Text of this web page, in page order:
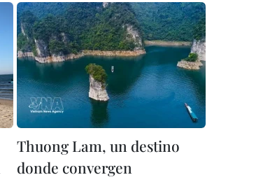
Thuong Lam, un destino
donde convergen